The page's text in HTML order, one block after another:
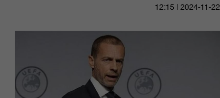
12:15 | 2024-11-22